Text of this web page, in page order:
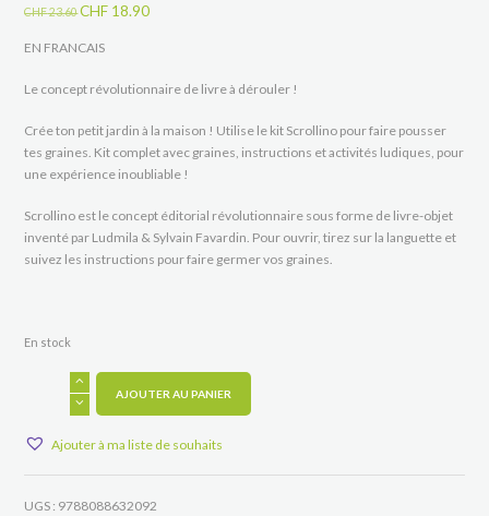
CHF23.60Le
initial
CHF 23.60.
CHF 18.90Le
CHF 18.90.
EN FRANCAIS
Le concept révolutionnaire de livre à dérouler !
Crée ton petit jardin à la maison ! Utilise le kit Scrollino pour faire pousser
tes graines. Kit complet avec graines, instructions et activités ludiques, pour
une expérience inoubliable !
Scrollino est le concept éditorial révolutionnaire sous forme de livre-objet
inventé par Ludmila & Sylvain Favardin. Pour ouvrir, tirez sur la languette et
suivez les instructions pour faire germer vos graines.
En stock
germer
Cresson
AJOUTER AU PANIER
Ajouter à ma liste de souhaits
UGS : 9788088632092